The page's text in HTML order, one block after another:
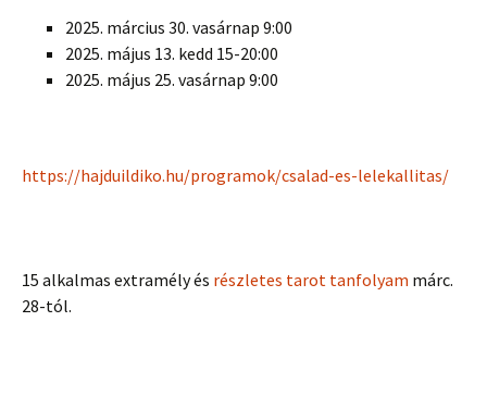
2025. március 30. vasárnap 9:00
2025. május 13. kedd 15-20:00
2025. május 25. vasárnap 9:00
https://hajduildiko.hu/programok/csalad-es-lelekallitas/
15 alkalmas extramély és részletes tarot tanfolyam márc.
28-tól.